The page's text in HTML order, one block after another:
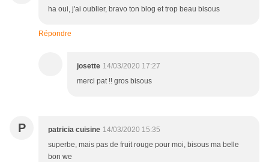
ha oui, j'ai oublier, bravo ton blog et trop beau bisous
Répondre
josette 14/03/2020 17:27
merci pat !! gros bisous
P patricia cuisine 14/03/2020 15:35
superbe, mais pas de fruit rouge pour moi, bisous ma belle
bon we